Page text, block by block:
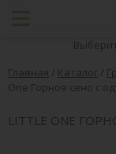
Главная / Каталог /
One Горное сено с
LITTLE ONE